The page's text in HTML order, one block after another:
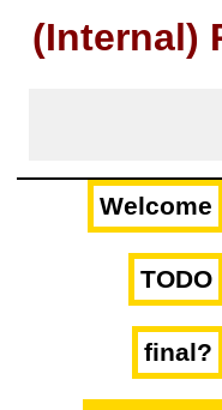
(Internal)
Welcome
TODO
final?